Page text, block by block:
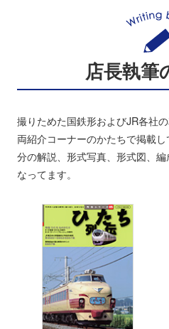
店長執筆
撮りためた国鉄形およびJR各社
両紹介コーナーのかたちで掲載
分の解説、形式写真、形式図、
なってます。